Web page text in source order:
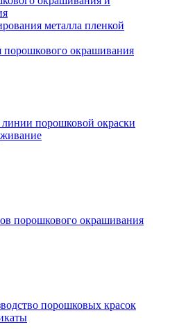
металла пленкой
порошкового окрашивания
линии порошковой окраски
порошкового окрашивания
порошковых красок